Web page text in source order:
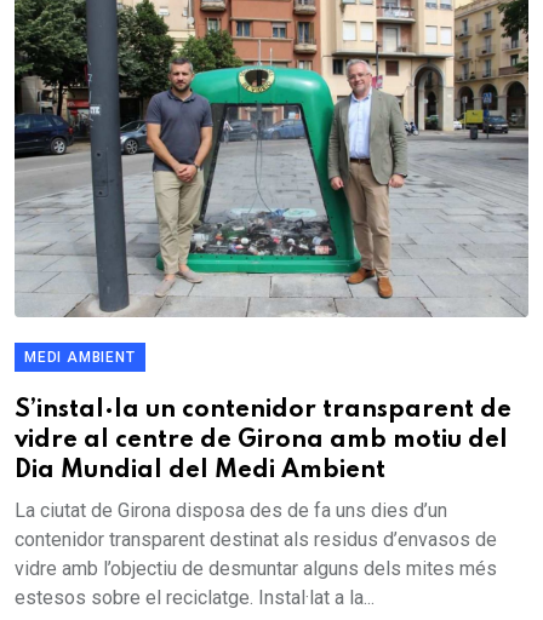
MEDI AMBIENT
S’instal·la un contenidor transparent de
vidre al centre de Girona amb motiu del
Dia Mundial del Medi Ambient
La ciutat de Girona disposa des de fa uns dies d’un
contenidor transparent destinat als residus d’envasos de
vidre amb l’objectiu de desmuntar alguns dels mites més
estesos sobre el reciclatge. Instal·lat a la...